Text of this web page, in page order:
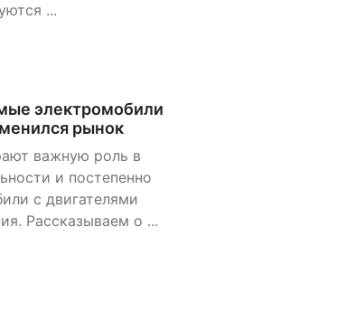
...
электромобили
рынок
важную роль в
и постепенно
с двигателями
Рассказываем о ...